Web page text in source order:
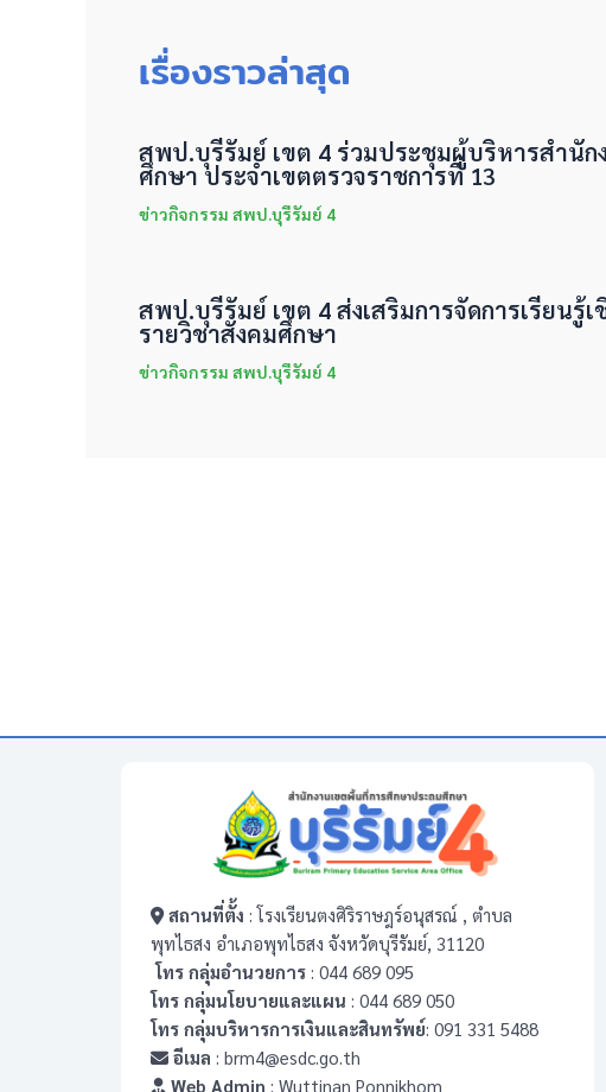
เรื่องราวล่าสุด
สพป.บุรีรัมย์ เขต 4 ร่วมประชุมผู้บริหารสำนัก
ศึกษา ประจำเขตตรวจราชการที่ 13
ข่าวกิจกรรม สพป.บุรีรัมย์ 4
สพป.บุรีรัมย์ เขต 4 ส่งเสริมการจัดการเรียนรู้
รายวิชาสังคมศึกษา
ข่าวกิจกรรม สพป.บุรีรัมย์ 4
สถานที่ตั้ง : โรงเรียนตงศิริราษฎร์อนุสรณ์ , ตำบล
พุทไธสง อำเภอพุทไธสง จังหวัดบุรีรัมย์, 31120
โทร กลุ่มอำนวยการ : 044 689 095
โทร กลุ่มนโยบายและแผน : 044 689 050
โทร กลุ่มบริหารการเงินและสินทรัพย์: 091 331 5488
อีเมล : brm4@esdc.go.th
Web Admin : Wuttinan Ponnikhom